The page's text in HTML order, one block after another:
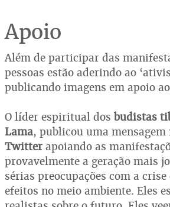
Apoio
Além de participar das
pessoas estão aderindo ao
publicando imagens em apoio
O líder espiritual dos budistas
Lama, publicou uma mensagem
Twitter apoiando as
provavelmente a geração mais
sérias preocupações com a
efeitos no meio ambiente. Eles